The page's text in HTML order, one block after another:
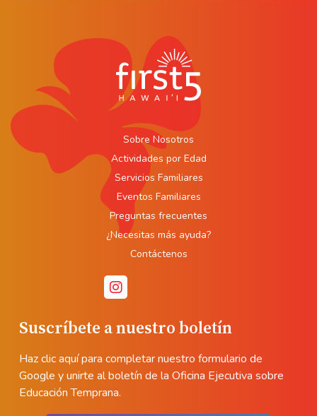
Suscríbete a nuestro boletín
Haz clic aquí para completar nuestro formulario de
Google y unirte al boletín de la Oficina Ejecutiva sobre
Educación Temprana.
Sobre Nosotros
Actividades por Edad
Servicios Familiares
Eventos Familiares
Preguntas frecuentes
¿Necesitas más ayuda?
Contáctenos